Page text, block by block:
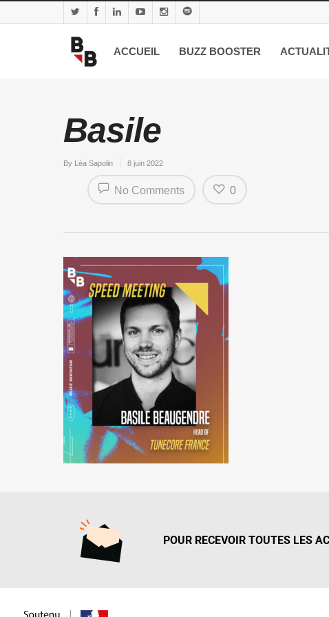
ACCUEIL BUZZ BOOSTER
Basile
By Léa Sapolin 8 juin 2022
No Comments 0
POUR RECEVOIR TOUTES LES